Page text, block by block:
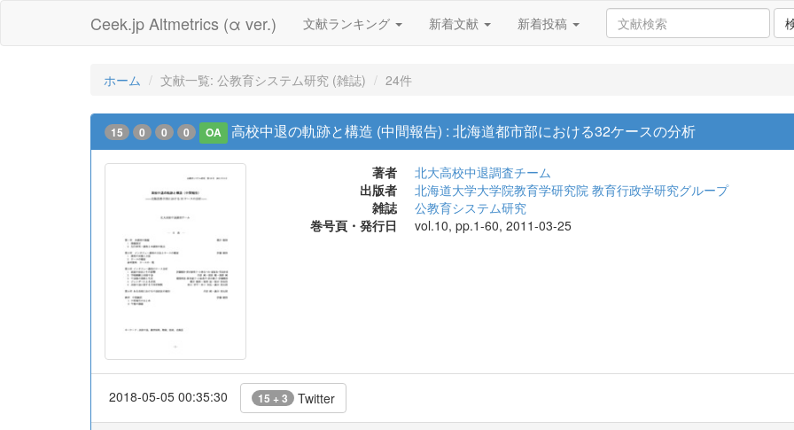
Ceek.jp Altmetrics (α ver.) 文献ランキング 新着文献 新着投稿
ホーム 文献一覧: 公教育システム研究 (雑誌) 24件
15 0 0 0 OA 高校中退の軌跡と構造 (中間報告) : 北海道都市部における32ケースの分析
著者
北大高校中退調査チーム
出版者
北海道大学大学院教育学研究院 教育行政学研究グループ
雑誌
公教育システム研究
巻号頁・発行日
vol.10, pp.1-60, 2011-03-25
2018-05-05 00:35:30 15 + 3 Twitter